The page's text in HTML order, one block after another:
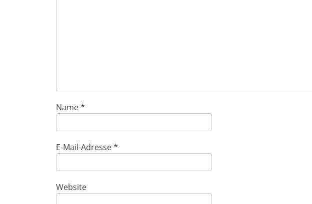
Name*
E-Mail-Adresse*
Website